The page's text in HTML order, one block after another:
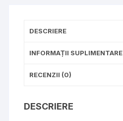
60
negru
DESCRIERE
INFORMAȚII SUPLIMENTARE
RECENZII (0)
DESCRIERE